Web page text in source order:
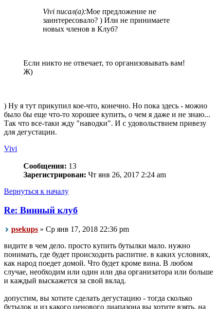
Vivi писал(а):Мое предложение не
заинтересовало? ) Или не принимаете
новых членов в Клуб?
Если никто не отвечает, то организовывать вам!
Ж)
) Ну я тут прикупил кое-что, конечно. Но пока здесь - можно
было бы еще что-то хорошее купить, о чем я даже и не знаю...
Так что все-таки жду "наводки". И с удовольствием привезу
для дегустации.
Vivi
Сообщения: 13
Зарегистрирован: Чт янв 26, 2017 2:24 am
Вернуться к началу
Re: Винный клуб
psekups » Ср янв 17, 2018 22:36 pm
видите в чем дело. просто купить бутылки мало. нужно
понимать, где будет происходить распитие. в каких условиях,
как народ поедет домой. Что будет кроме вина. В любом
случае, необходим или один или два организатора или больше
и каждый выскажется за свой вклад.
допустим, вы хотите сделать дегустацию - тогда сколько
бутылок и из какого ценового диапазона вы хотите взять. на